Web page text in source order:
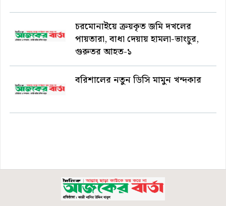
চরমোনাইয়ে ক্রয়কৃত জমি দখলের
পায়তারা, বাধা দেয়ায় হামলা-ভাংচুর,
গুরুতর আহত-১
বরিশালের নতুন ডিসি মামুন খন্দকার